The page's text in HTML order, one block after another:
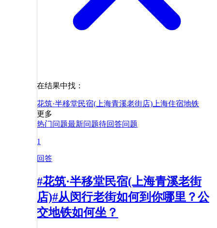
在结果中找：
花筑·半移堂民宿(上海青溪老街店) 上海住宿地铁
更多
热门问题最新问题待回答问题
1
回答
#花筑·半移堂民宿(上海青溪老街
店)#从闵行老街如何到你哪里？公
交地铁如何坐？